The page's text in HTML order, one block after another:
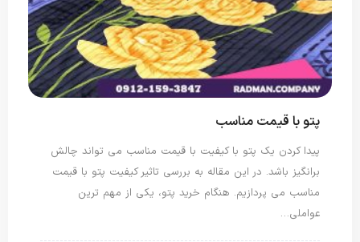
پتو با قیمت مناسب
پیدا کردن یک پتو با کیفیت با قیمت مناسب می تواند چالش
برانگیز باشد. در این مقاله به بررسی تاثیر کیفیت پتو با قیمت
مناسب می پردازیم. هنگام خرید پتو، یکی از مهم ترین
عواملی…